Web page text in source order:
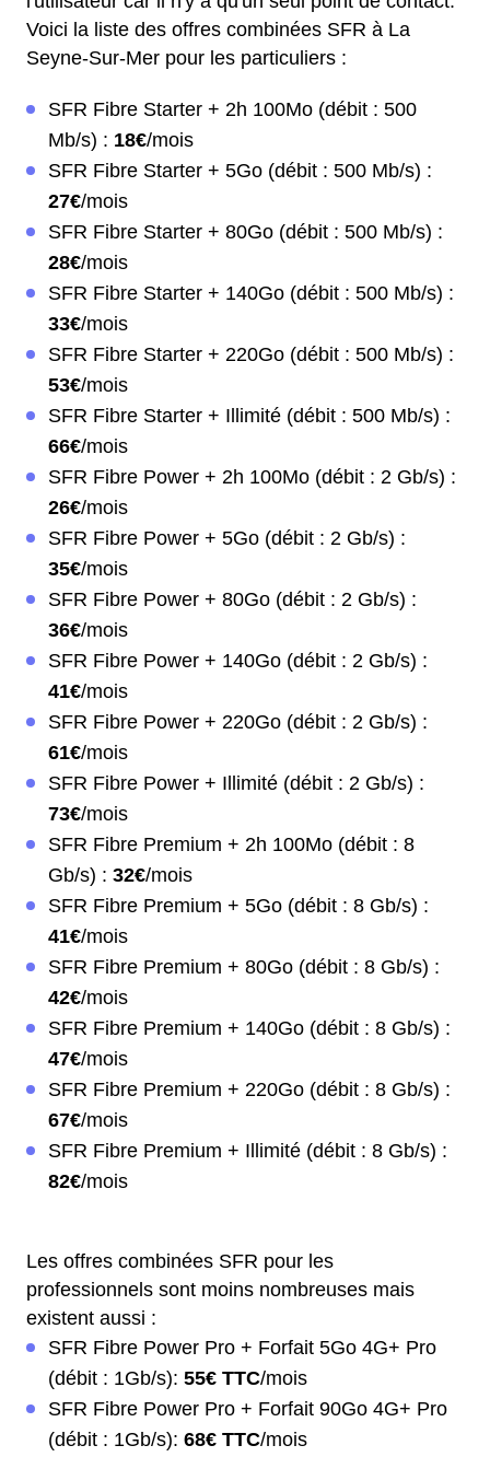
Voici la liste des offres combinées SFR à La
Seyne-Sur-Mer pour les particuliers :
SFR Fibre Starter + 2h 100Mo (débit : 500
Mb/s) : 18€/mois
SFR Fibre Starter + 5Go (débit : 500 Mb/s) :
27€/mois
SFR Fibre Starter + 80Go (débit : 500 Mb/s) :
28€/mois
SFR Fibre Starter + 140Go (débit : 500 Mb/s) :
33€/mois
SFR Fibre Starter + 220Go (débit : 500 Mb/s) :
53€/mois
SFR Fibre Starter + Illimité (débit : 500 Mb/s) :
66€/mois
SFR Fibre Power + 2h 100Mo (débit : 2 Gb/s) :
26€/mois
SFR Fibre Power + 5Go (débit : 2 Gb/s) :
35€/mois
SFR Fibre Power + 80Go (débit : 2 Gb/s) :
36€/mois
SFR Fibre Power + 140Go (débit : 2 Gb/s) :
41€/mois
SFR Fibre Power + 220Go (débit : 2 Gb/s) :
61€/mois
SFR Fibre Power + Illimité (débit : 2 Gb/s) :
73€/mois
SFR Fibre Premium + 2h 100Mo (débit : 8
Gb/s) : 32€/mois
SFR Fibre Premium + 5Go (débit : 8 Gb/s) :
41€/mois
SFR Fibre Premium + 80Go (débit : 8 Gb/s) :
42€/mois
SFR Fibre Premium + 140Go (débit : 8 Gb/s) :
47€/mois
SFR Fibre Premium + 220Go (débit : 8 Gb/s) :
67€/mois
SFR Fibre Premium + Illimité (débit : 8 Gb/s) :
82€/mois
Les offres combinées SFR pour les
professionnels sont moins nombreuses mais
existent aussi :
SFR Fibre Power Pro + Forfait 5Go 4G+ Pro
(débit : 1Gb/s): 55€ TTC/mois
SFR Fibre Power Pro + Forfait 90Go 4G+ Pro
(débit : 1Gb/s): 68€ TTC/mois